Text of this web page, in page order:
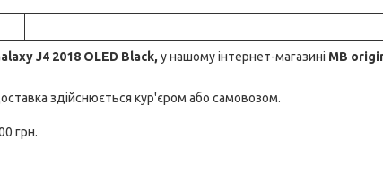
J4 2018 OLED Black, у нашому інтернет-магазині MB
здійснюється кур'єром або самовозом.
грн.